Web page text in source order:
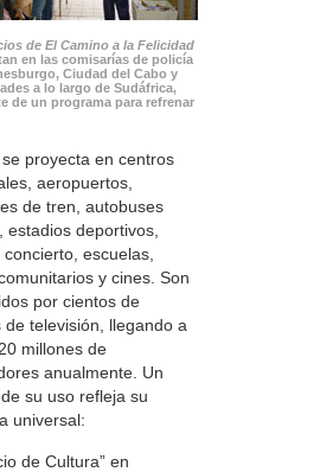
de El Camino a la Felicidad
en las comisarías de policía
Ciudad del Cabo y
a lo largo de Sudáfrica,
de un programa para refrenar
proyecta en centros
aeropuertos,
de tren, autobuses
estadios deportivos,
concierto, escuelas,
y cines. Son
por cientos de
de televisión, llegando a
millones de
anualmente. Un
su uso refleja su
universal:
de Cultura” en